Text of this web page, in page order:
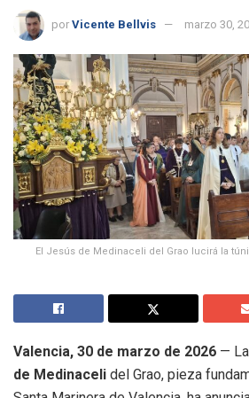
por Vicente Bellvis marzo 30,
El Jesús de Medinaceli del Grao lucirá la
Valencia, 30 de marzo de 2026 — La
de Medinaceli del Grao, pieza